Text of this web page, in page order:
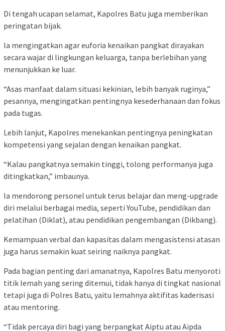
Di tengah ucapan selamat, Kapolres Batu juga memberikan
peringatan bijak.
Ia mengingatkan agar euforia kenaikan pangkat dirayakan
secara wajar di lingkungan keluarga, tanpa berlebihan yang
menunjukkan ke luar.
“Asas manfaat dalam situasi kekinian, lebih banyak ruginya,”
pesannya, mengingatkan pentingnya kesederhanaan dan fokus
pada tugas.
Lebih lanjut, Kapolres menekankan pentingnya peningkatan
kompetensi yang sejalan dengan kenaikan pangkat.
“Kalau pangkatnya semakin tinggi, tolong performanya juga
ditingkatkan,” imbaunya.
Ia mendorong personel untuk terus belajar dan meng-upgrade
diri melalui berbagai media, seperti YouTube, pendidikan dan
pelatihan (Diklat), atau pendidikan pengembangan (Dikbang).
Kemampuan verbal dan kapasitas dalam mengasistensi atasan
juga harus semakin kuat seiring naiknya pangkat.
Pada bagian penting dari amanatnya, Kapolres Batu menyoroti
titik lemah yang sering ditemui, tidak hanya di tingkat nasional
tetapi juga di Polres Batu, yaitu lemahnya aktifitas kaderisasi
atau mentoring.
“Tidak percaya diri bagi yang berpangkat Aiptu atau Aipda